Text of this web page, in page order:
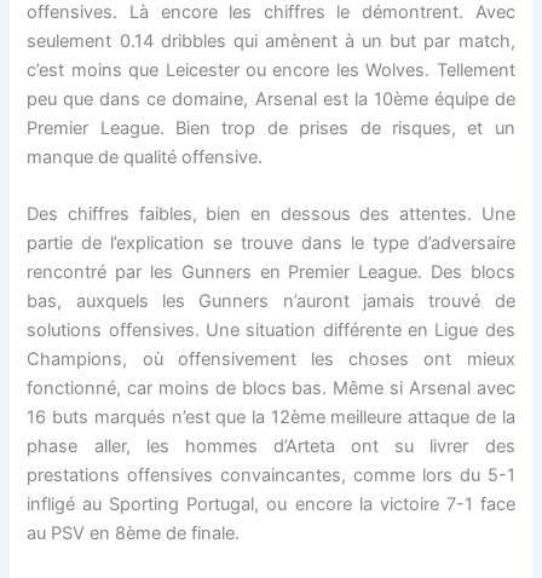
offensives. Là encore les chiffres le démontrent. Avec
seulement 0.14 dribbles qui amènent à un but par match,
c’est moins que Leicester ou encore les Wolves. Tellement
peu que dans ce domaine, Arsenal est la 10ème équipe de
Premier League. Bien trop de prises de risques, et un
manque de qualité offensive.
Des chiffres faibles, bien en dessous des attentes. Une
partie de l’explication se trouve dans le type d’adversaire
rencontré par les Gunners en Premier League. Des blocs
bas, auxquels les Gunners n’auront jamais trouvé de
solutions offensives. Une situation différente en Ligue des
Champions, où offensivement les choses ont mieux
fonctionné, car moins de blocs bas. Même si Arsenal avec
16 buts marqués n’est que la 12ème meilleure attaque de la
phase aller, les hommes d’Arteta ont su livrer des
prestations offensives convaincantes, comme lors du 5-1
infligé au Sporting Portugal, ou encore la victoire 7-1 face
au PSV en 8ème de finale.